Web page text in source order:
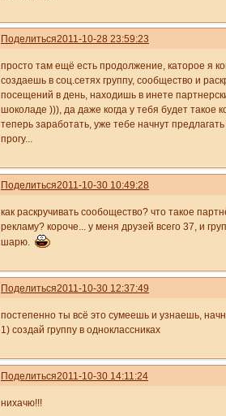
Поделиться2011-10-28 23:59:23
просто там ещё есть продолжение, каторое я
создаешь в соц.сетях группу, сообщество и
посещений в день, находишь в инете
шоколаде ))), да даже когда у тебя будет такое
теперь заработать, уже тебе начнут
прогу...
Поделиться2011-10-30 10:49:28
как раскручивать сообощество? что такое
рекламу? короче... у меня друзей всего 37, и
шарю.
Поделиться2011-10-30 12:37:49
постепенно ты всё это сумеешь и узнаешь,
1) создай группу в одноклассниках
Поделиться2011-10-30 14:11:24
нихачю!!!